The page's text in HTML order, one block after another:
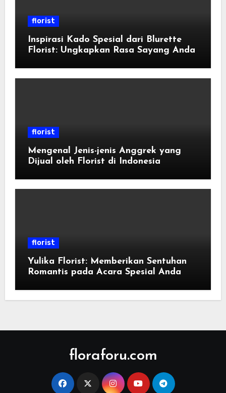
florist
Inspirasi Kado Spesial dari Blurette
Florist: Ungkapkan Rasa Sayang Anda
florist
Mengenal Jenis-jenis Anggrek yang
Dijual oleh Florist di Indonesia
florist
Yulika Florist: Memberikan Sentuhan
Romantis pada Acara Spesial Anda
floraforu.com